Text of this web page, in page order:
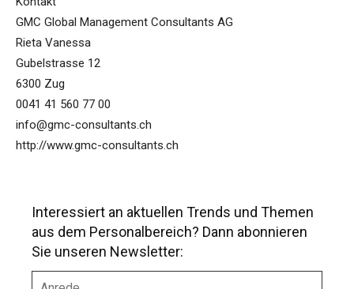
GMC Global Management Consultants AG
Rieta Vanessa
Gubelstrasse 12
6300 Zug
0041 41 560 77 00
info@gmc-consultants.ch
http://www.gmc-consultants.ch
Interessiert an aktuellen Trends und Themen
aus dem Personalbereich? Dann abonnieren
Sie unseren Newsletter: